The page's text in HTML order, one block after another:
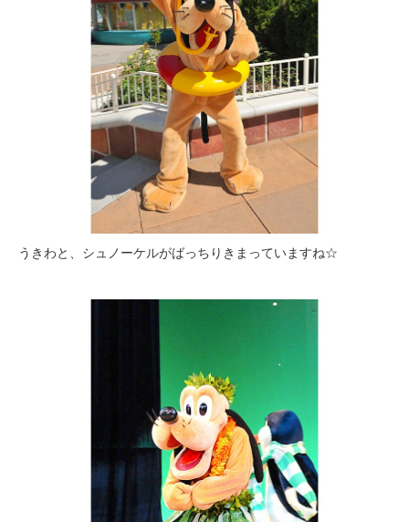
うきわと、シュノーケルがばっちりきまっていますね☆